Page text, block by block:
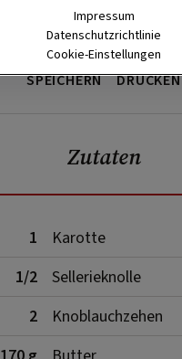
SPEICHERN DRUCKEN
Zutaten
1
Karotte
1/2
Sellerieknolle
2
Knoblauchzehen
Impressum
Datenschutzrichtlinie
Cookie-Einstellungen